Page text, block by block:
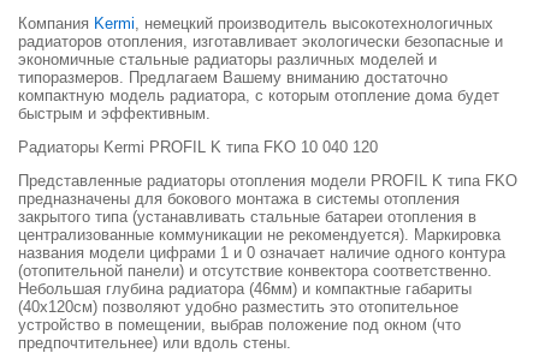
Компания Kermi, немецкий производитель высокотехнологичных
радиаторов отопления, изготавливает экологически безопасные и
экономичные стальные радиаторы различных моделей и
типоразмеров. Предлагаем Вашему вниманию достаточно
компактную модель радиатора, с которым отопление дома будет
быстрым и эффективным.
Радиаторы Kermi PROFIL K типа FKO 10 040 120
Представленные радиаторы отопления модели PROFIL K типа FKO
предназначены для бокового монтажа в системы отопления
закрытого типа (устанавливать стальные батареи отопления в
централизованные коммуникации не рекомендуется). Маркировка
названия модели цифрами 1 и 0 означает наличие одного контура
(отопительной панели) и отсутствие конвектора соответственно.
Небольшая глубина радиатора (46мм) и компактные габариты
(40х120см) позволяют удобно разместить это отопительное
устройство в помещении, выбрав положение под окном (что
предпочтительнее) или вдоль стены.